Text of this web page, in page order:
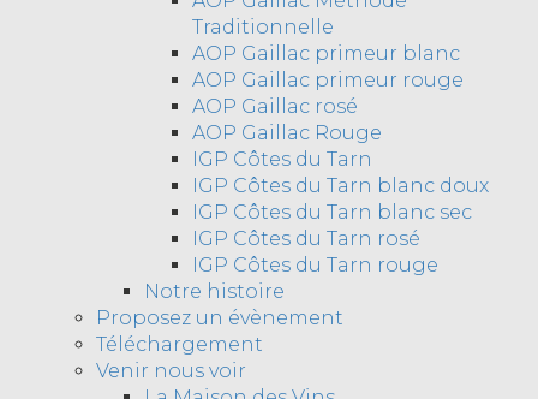
Traditionnelle
AOP Gaillac primeur blanc
AOP Gaillac primeur rouge
AOP Gaillac rosé
AOP Gaillac Rouge
IGP Côtes du Tarn
IGP Côtes du Tarn blanc doux
IGP Côtes du Tarn blanc sec
IGP Côtes du Tarn rosé
IGP Côtes du Tarn rouge
Notre histoire
Proposez un évènement
Téléchargement
Venir nous voir